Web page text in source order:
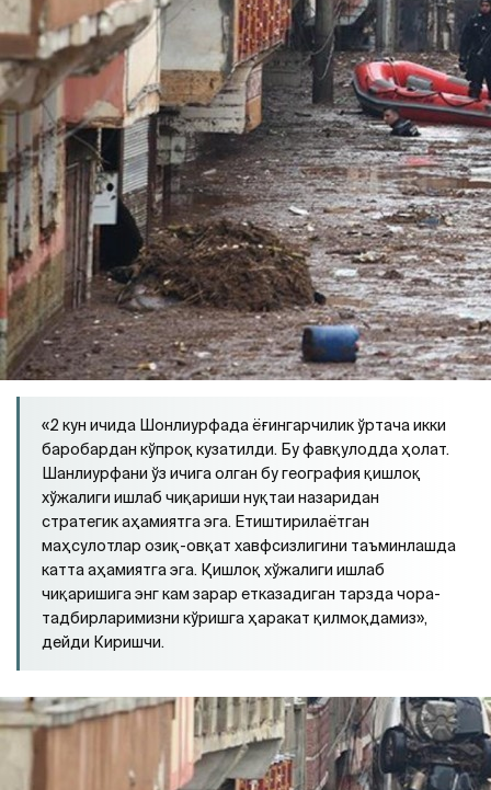
«2 кун ичида Шонлиурфада ёғингарчилик ўртача икки
баробардан кўпроқ кузатилди. Бу фавқулодда ҳолат.
Шанлиурфани ўз ичига олган бу география қишлоқ
хўжалиги ишлаб чиқариши нуқтаи назаридан
стратегик аҳамиятга эга. Етиштирилаётган
маҳсулотлар озиқ-овқат хавфсизлигини таъминлашда
катта аҳамиятга эга. Қишлоқ хўжалиги ишлаб
чиқаришига энг кам зарар етказадиган тарзда чора-
тадбирларимизни кўришга ҳаракат қилмоқдамиз»,
дейди Киришчи.